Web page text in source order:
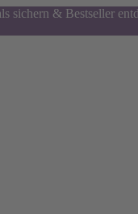
sichern & Bestseller